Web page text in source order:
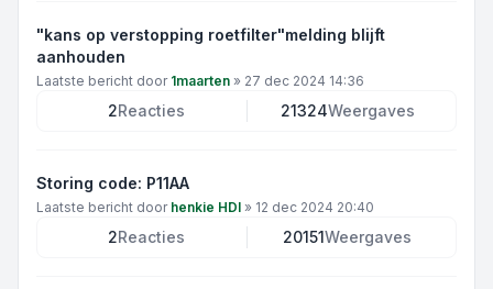
"kans op verstopping roetfilter"melding blijft
aanhouden
Laatste bericht door 1maarten » 27 dec 2024 14:36
2Reacties 21324Weergaves
Storing code: P11AA
Laatste bericht door henkie HDI » 12 dec 2024 20:40
2Reacties 20151Weergaves